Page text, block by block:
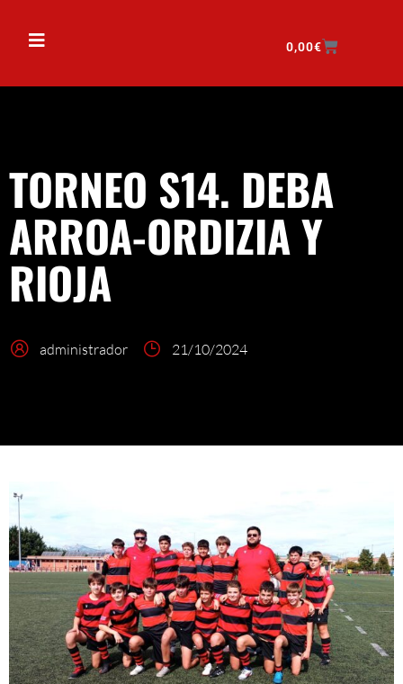
0,00€
TORNEO S14. DEBA
ARROA-ORDIZIA Y
RIOJA
administrador 21/10/2024